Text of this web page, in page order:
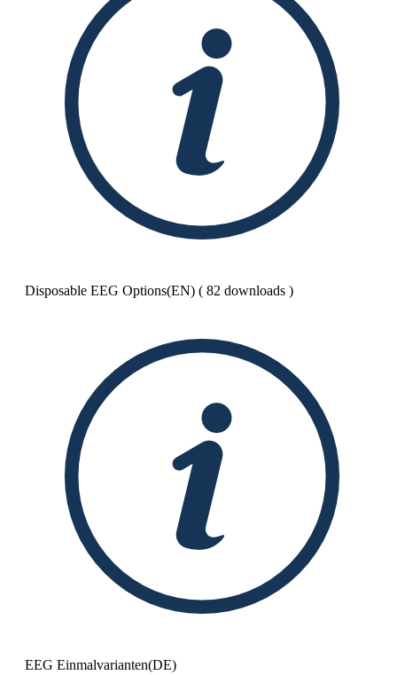
Disposable EEG Options(EN) ( 82 downloads )
EEG Einmalvarianten(DE)